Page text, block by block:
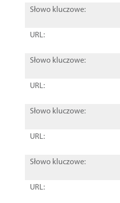
Słowo kluczowe:
URL:
Słowo kluczowe:
URL:
Słowo kluczowe:
URL:
Słowo kluczowe:
URL: